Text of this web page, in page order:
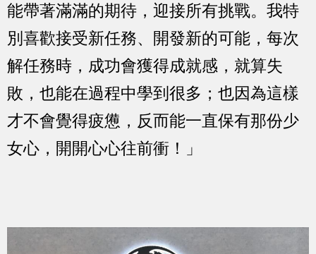
能帶著滿滿的期待，迎接所有挑戰。我特
別喜歡接受新任務、開發新的可能，每次
解任務時，成功會獲得成就感，就算失
敗，也能在過程中學到很多；也因為這樣
才不會覺得疲憊，反而能一直保有那份少
女心，開開心心往前衝！」